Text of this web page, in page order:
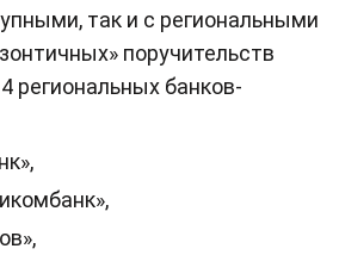
так и с региональными
поручительств
региональных банков-